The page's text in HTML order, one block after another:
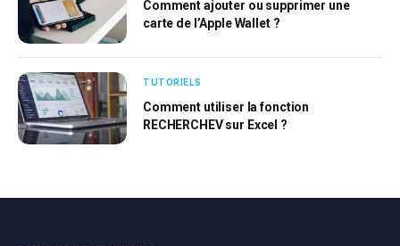
Comment ajouter ou supprimer une
carte de l’Apple Wallet ?
TUTORIELS
Comment utiliser la fonction
RECHERCHEV sur Excel ?